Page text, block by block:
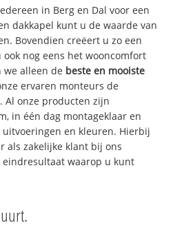
in Berg en Dal voor een
dakkapel kunt u de waarde van
Bovendien creëert u zo een
nog eens het wooncomfort
we alleen de beste en mooiste
ervaren monteurs de
Al onze producten zijn
in één dag montageklaar en
en kleuren. Hierbij
als zakelijke klant bij ons
waarop u kunt